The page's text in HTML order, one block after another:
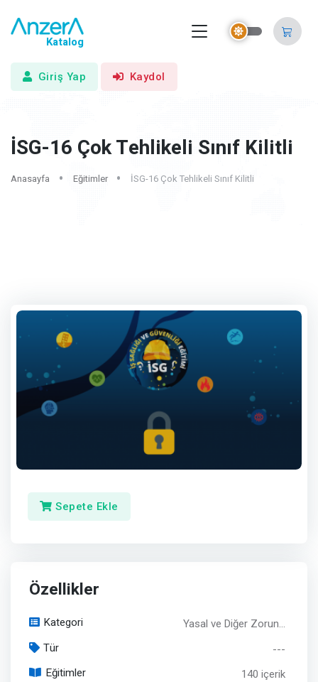
Katalog
Giriş Yap Kaydol
İSG-16 Çok Tehlikeli Sınıf Kilitli
Anasayfa Eğitimler İSG-16 Çok Tehlikeli Sınıf Kilitli
Sepete Ekle
Özellikler
Kategori Yasal ve Diğer Zorun...
Tür ---
Eğitimler 140 içerik